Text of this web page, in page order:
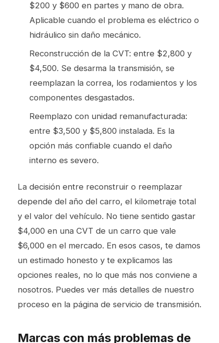
$200 y $600 en partes y mano de obra.
Aplicable cuando el problema es eléctrico o
hidráulico sin daño mecánico.
Reconstrucción de la CVT: entre $2,800 y
$4,500. Se desarma la transmisión, se
reemplazan la correa, los rodamientos y los
componentes desgastados.
Reemplazo con unidad remanufacturada:
entre $3,500 y $5,800 instalada. Es la
opción más confiable cuando el daño
interno es severo.
La decisión entre reconstruir o reemplazar
depende del año del carro, el kilometraje total
y el valor del vehículo. No tiene sentido gastar
$4,000 en una CVT de un carro que vale
$6,000 en el mercado. En esos casos, te damos
un estimado honesto y te explicamos las
opciones reales, no lo que más nos conviene a
nosotros. Puedes ver más detalles de nuestro
proceso en la página de servicio de transmisión.
Marcas con más problemas de